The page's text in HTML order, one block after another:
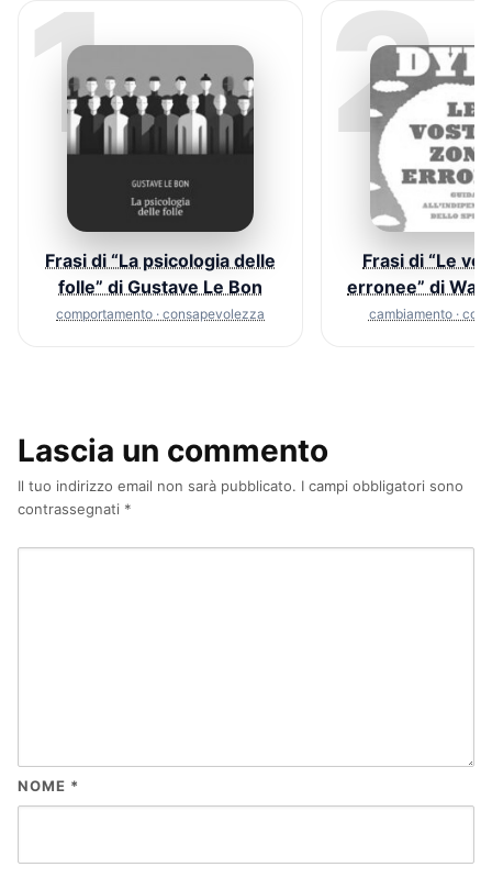
1
Frasi di “La psicologia delle
folle” di Gustave Le Bon
comportamento · consapevolezza
2
Frasi di “Le
erronee” di
cambiamento ·
Lascia un commento
Il tuo indirizzo email non sarà pubblicato. I campi obbligatori sono
contrassegnati *
NOME *